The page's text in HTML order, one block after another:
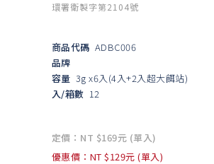
環署衛製字第2104號
商品代碼 ADBC006
品牌
容量 3g x6入(4入+2入超大餌站)
入/箱數 12
定價：NT $169元 (單入)
優惠價：NT $129元 (單入)